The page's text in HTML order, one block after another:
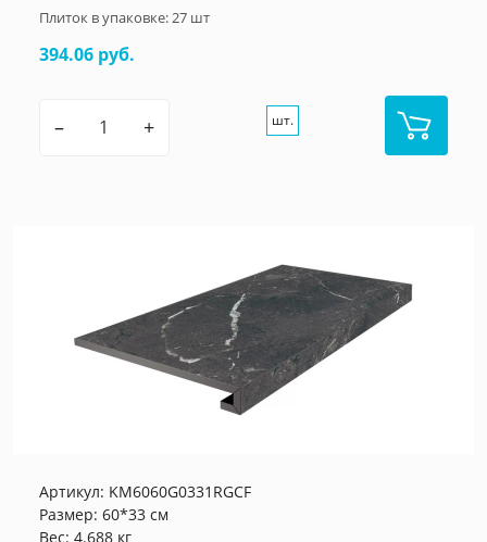
Плиток в упаковке:27 шт
394.06 руб.
– + шт.
Артикул: KM6060G0331RGCF
Размер: 60*33 см
Вес: 4.688 кг